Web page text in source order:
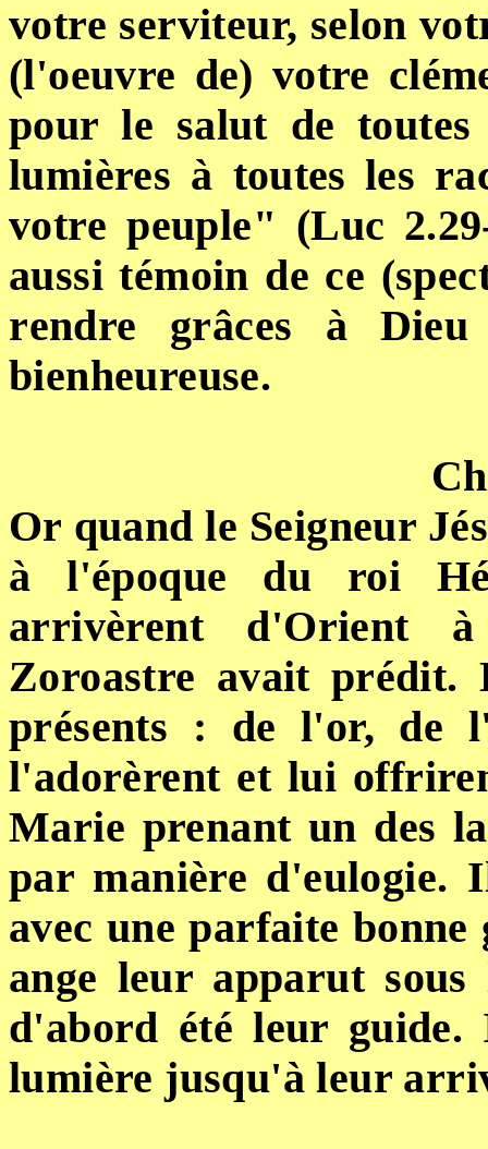
votre serviteur, selon
(l'oeuvre de) votre
pour le salut de
lumières à toutes les
votre peuple" (Luc
aussi témoin de ce
rendre grâces à
bienheureuse.
Or quand le Seigneur
à l'époque du roi
arrivèrent d'Orient
Zoroastre avait prédit.
présents : de l'or, de
l'adorèrent et lui
Marie prenant un des
par manière d'eulogie.
avec une parfaite
ange leur apparut
d'abord été leur
lumière jusqu'à leur